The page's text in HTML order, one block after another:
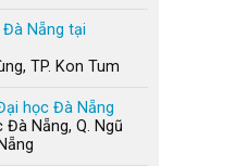
Nẵng tại
TP. Kon Tum
học Đà Nẵng
Nẵng, Q. Ngũ